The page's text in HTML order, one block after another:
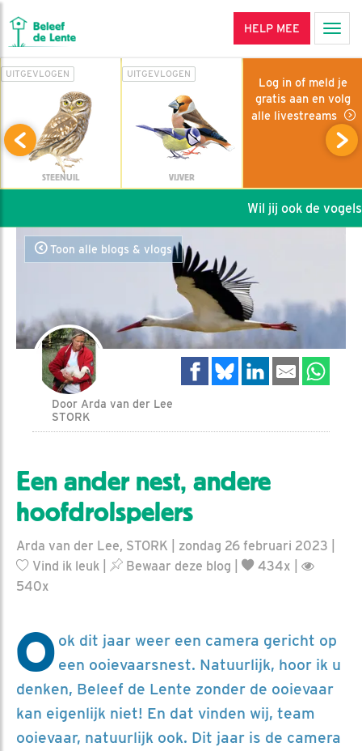
HELP MEE
UITGEVLOGEN
STEENUIL
UITGEVLOGEN
VIJVER
Log in of meld je
gratis aan en volg
alle livestreams
Wil jij ook de
Toon alle blogs & vlogs
Door Arda van der Lee
STORK
Een ander nest, andere
hoofdrolspelers
Arda van der Lee, STORK | zondag 26 februari 2023 |
Vind ik leuk
Bewaar deze blog
434x |
540x
O ok dit jaar weer een camera gericht op
een ooievaarsnest. Natuurlijk, hoor ik u
denken, Beleef de Lente zonder de ooievaar
kan eigenlijk niet! En dat vinden wij, team
ooievaar, natuurlijk ook. Dit jaar is de camera